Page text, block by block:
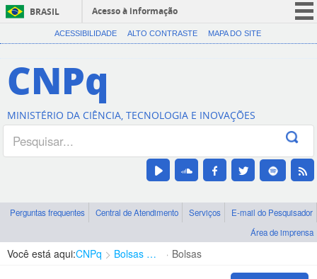
BRASIL
Acesso à informação
CORONAVÍRUS (COVID-19)
Canais
ACESSIBILIDADE ALTO CONTRASTE MAPA DO SITE
CNPq
MINISTÉRIO DA CIÊNCIA, TECNOLOGIA E INOVAÇÕES
Perguntas frequentes Central de Atendimento Serviços
E-mail do Pesquisador
Área de imprensa
Você está aqui:CNPq Bolsas e Auxílios Vigentes Bolsas